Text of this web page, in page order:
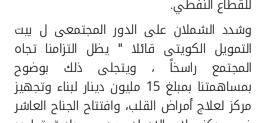
وشدد الشملان على الدور المجتمعى ل بيت
التمويل الكويتى قائلا " يظل التزامنا تجاه
المجتمع راسخاً ، ويتجلى ذلك بوضوح
بمساهمتنا بمبلغ 15 مليون دينار لبناء وتجهيز
مركز لعلاج أمراض القلب، وافتتاح الجناح العاشر